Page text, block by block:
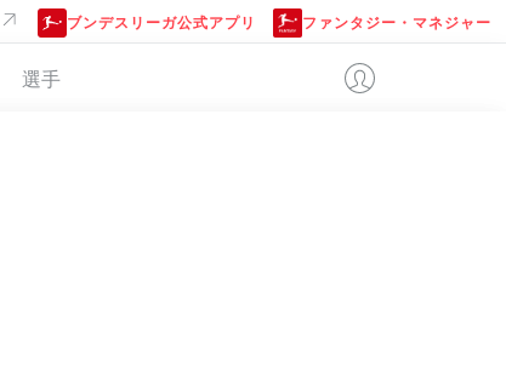
ブンデスリーガ公式アプリ ファンタジー・マネジャー
選手